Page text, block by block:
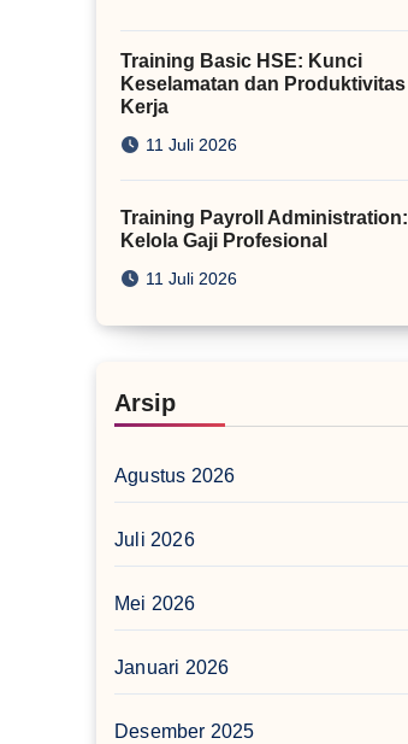
Training Basic HSE: Kunci
Keselamatan dan Produktivitas
Kerja
11 Juli 2026
Training Payroll Administration:
Kelola Gaji Profesional
11 Juli 2026
Arsip
Agustus 2026
Juli 2026
Mei 2026
Januari 2026
Desember 2025